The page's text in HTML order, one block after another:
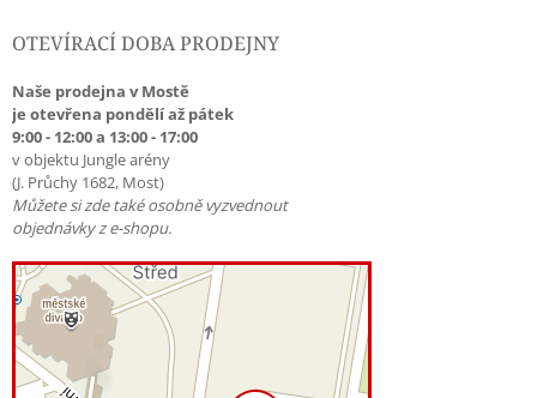
OTEVÍRACÍ DOBA PRODEJNY
Naše prodejna v Mostě
je otevřena pondělí až pátek
9:00 - 12:00 a 13:00 - 17:00
v objektu Jungle arény
(J. Průchy 1682, Most)
Můžete si zde také osobně vyzvednout
objednávky z e-shopu.